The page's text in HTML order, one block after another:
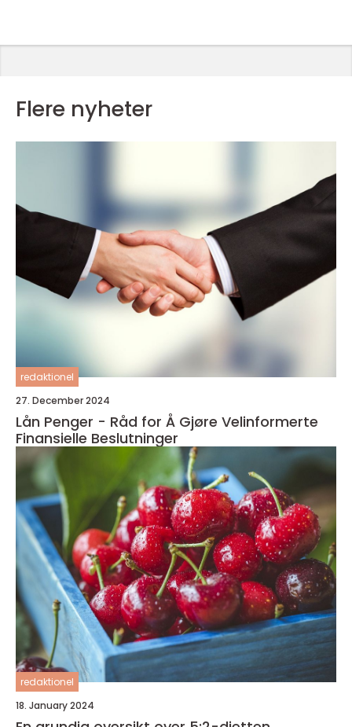
Flere nyheter
redaktionel
27. December 2024
Lån Penger - Råd for Å Gjøre Velinformerte
Finansielle Beslutninger
redaktionel
18. January 2024